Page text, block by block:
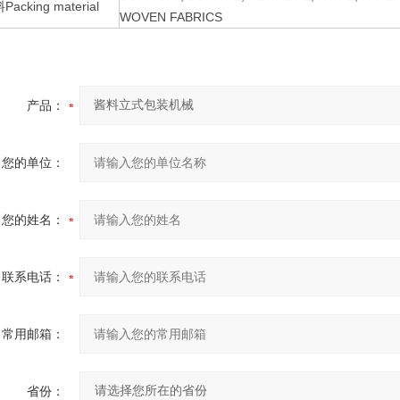
Packing material
WOVEN FABRICS
产品：
您的单位：
您的姓名：
联系电话：
常用邮箱：
省份：